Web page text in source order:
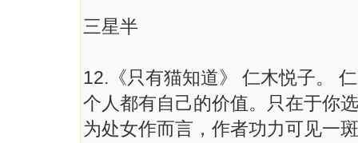
三星半
12.《只有猫知道》 仁木悦子。
个人都有自己的价值。只在于你
为处女作而言，作者功力可见一